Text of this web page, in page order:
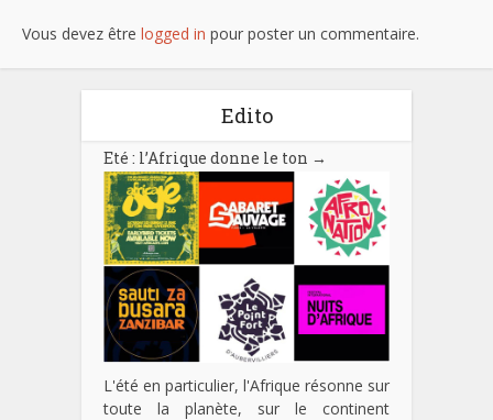
Vous devez être logged in pour poster un commentaire.
Edito
Eté : l’Afrique donne le ton →
L'été en particulier, l'Afrique résonne sur
toute la planète, sur le continent